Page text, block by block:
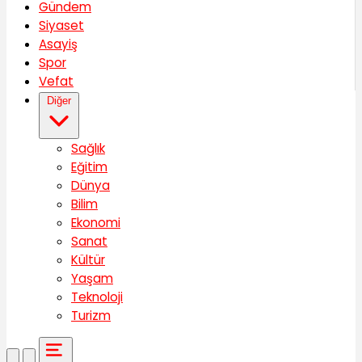
Gündem
Siyaset
Asayiş
Spor
Vefat
Diğer
Sağlık
Eğitim
Dünya
Bilim
Ekonomi
Sanat
Kültür
Yaşam
Teknoloji
Turizm